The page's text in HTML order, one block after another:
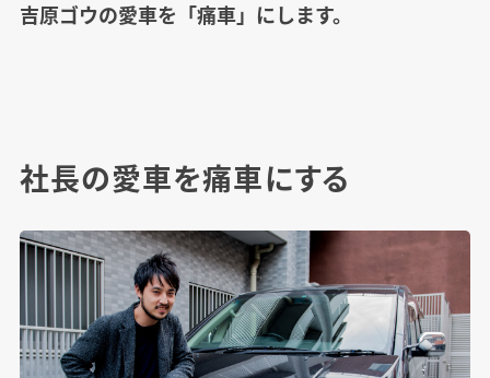
吉原ゴウの愛車を「痛車」にします。
社長の愛車を痛車にする